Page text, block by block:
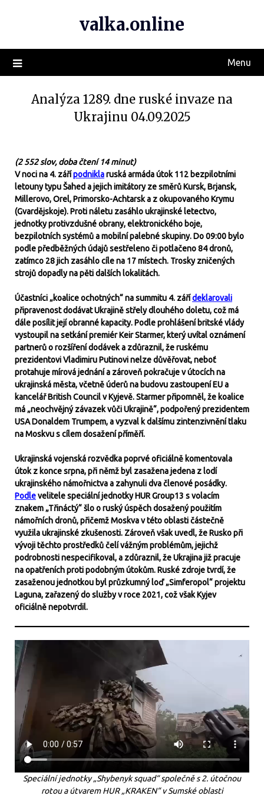
valka.online
Menu
Analýza 1289. dne ruské invaze na
Ukrajinu 04.09.2025
(2 552 slov, doba čtení 14 minut)
V noci na 4. zářípodniklaruská armáda útok 112 bezpilotními
letouny typu Šahed a jejich imitátory ze směrů Kursk, Brjansk,
Millerovo, Orel, Primorsko-Achtarsk a z okupovaného Krymu
(Gvardějskoje). Proti náletu zasáhlo ukrajinské letectvo,
jednotky protivzdušné obrany, elektronického boje,
bezpilotních systémů a mobilní palebné skupiny. Do 09:00 bylo
podle předběžných údajů sestřeleno či potlačeno 84 dronů,
zatímco 28 jich zasáhlo cíle na 17 místech. Trosky zničených
strojů dopadly na pěti dalších lokalitách.
Účastníci „koalice ochotných“ na summitu 4. zářídeklarovali
připravenost dodávat Ukrajině střely dlouhého doletu, což má
dále posílit její obranné kapacity. Podle prohlášení britské vlády
vystoupil na setkání premiér Keir Starmer, který uvítal oznámení
partnerů o rozšíření dodávek a zdůraznil, že ruskému
prezidentovi Vladimiru Putinovi nelze důvěřovat, neboť
protahuje mírová jednání a zároveň pokračuje v útocích na
ukrajinská města, včetně úderů na budovu zastoupení EU a
kancelář British Council v Kyjevě. Starmer připomněl, že koalice
má „neochvějný závazek vůči Ukrajině“, podpořený prezidentem
USA Donaldem Trumpem, a vyzval k dalšímu zintenzivnění tlaku
na Moskvu s cílem dosažení příměří.
Ukrajinská vojenská rozvědka poprvé oficiálně komentovala
útok z konce srpna, při němž byl zasažena jedena z lodí
ukrajinského námořnictva a zahynuli dva členové posádky.
Podlevelitele speciální jednotky HUR Group13 s volacím
znakem „Třináctý“ šlo o ruský úspěch dosažený použitím
námořních dronů, přičemž Moskva v této oblasti částečně
využila ukrajinské zkušenosti. Zároveň však uvedl, že Rusko při
vývoji těchto prostředků čelí vážným problémům, jejichž
podrobnosti nespecifikoval, a zdůraznil, že Ukrajina již pracuje
na opatřeních proti podobným útokům. Ruské zdroje tvrdí, že
zasaženou jednotkou byl průzkumný loď „Simferopol“ projektu
Laguna, zařazený do služby v roce 2021, což však Kyjev
oficiálně nepotvrdil.
Speciální jednotky „Shybenyk squad“ společně s 2. útočnou
rotou a útvarem HUR „KRAKEN“ v Sumské oblasti